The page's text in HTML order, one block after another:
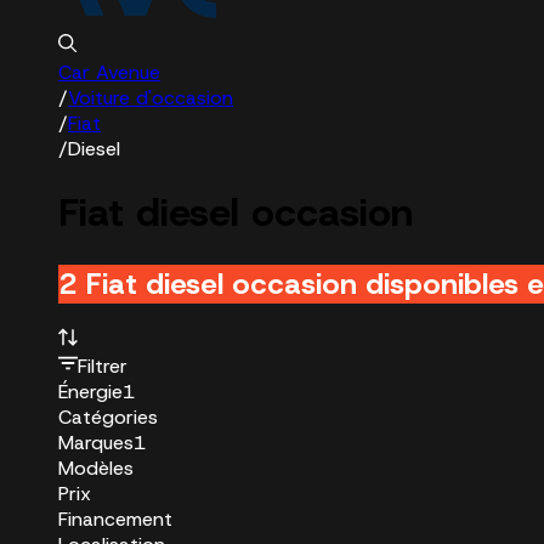
Car Avenue
/Voiture d'occasion
/Fiat
/Diesel
2 Fiat diesel occasion disponibles
Filtrer
Énergie1
Catégories
Marques1
Modèles
Prix
Financement